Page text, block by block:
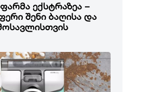
ექსტრაზეა –
შენი ბაღისა და